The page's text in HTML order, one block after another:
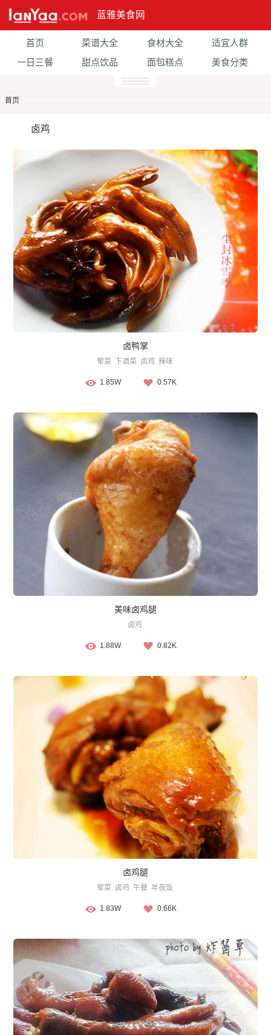
蓝雅美食网
首页 菜谱大全 食材大全
适宜人群
一日三餐
甜点饮品 面包糕点 美食分类
首页
卤鸡
卤鸭掌
荤菜 下酒菜 卤鸡 辣味
1.85W 0.57K
美味卤鸡腿
卤鸡
1.88W 0.82K
卤鸡腿
荤菜 卤鸡 午餐 年夜饭
1.83W 0.66K